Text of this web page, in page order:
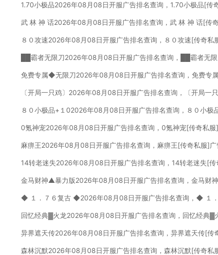
1.70小极品2026年08月08日开服广告排名查询，1.70小极品[传
武 林 神 话2026年08月08日开服广告排名查询，武 林 神 话[传
８０攻速2026年08月08日开服广告排名查询，８０攻速[传奇私
██霸者无限刀2026年08月08日开服广告排名查询，██霸者无
免费专属◆无限刀2026年08月08日开服广告排名查询，免费专
〔开局一只鸡〕2026年08月08日开服广告排名查询，〔开局一
８０小极品+１02026年08月08日开服广告排名查询，８０小极
0氪神宠2026年08月08日开服广告排名查询，0氪神宠[传奇私服
麻痹王2026年08月08日开服广告排名查询，麻痹王[传奇私服]广
14转老迷失2026年08月08日开服广告排名查询，14转老迷失[
金马财神▲暴力版2026年08月08日开服广告排名查询，金马财
◆ １．７６复古 ◆2026年08月08日开服广告排名查询，◆ １
回忆经典▓火龙2026年08月08日开服广告排名查询，回忆经典▓
异界遮天传2026年08月08日开服广告排名查询，异界遮天传[传
森林沉默2026年08月08日开服广告排名查询，森林沉默[传奇私